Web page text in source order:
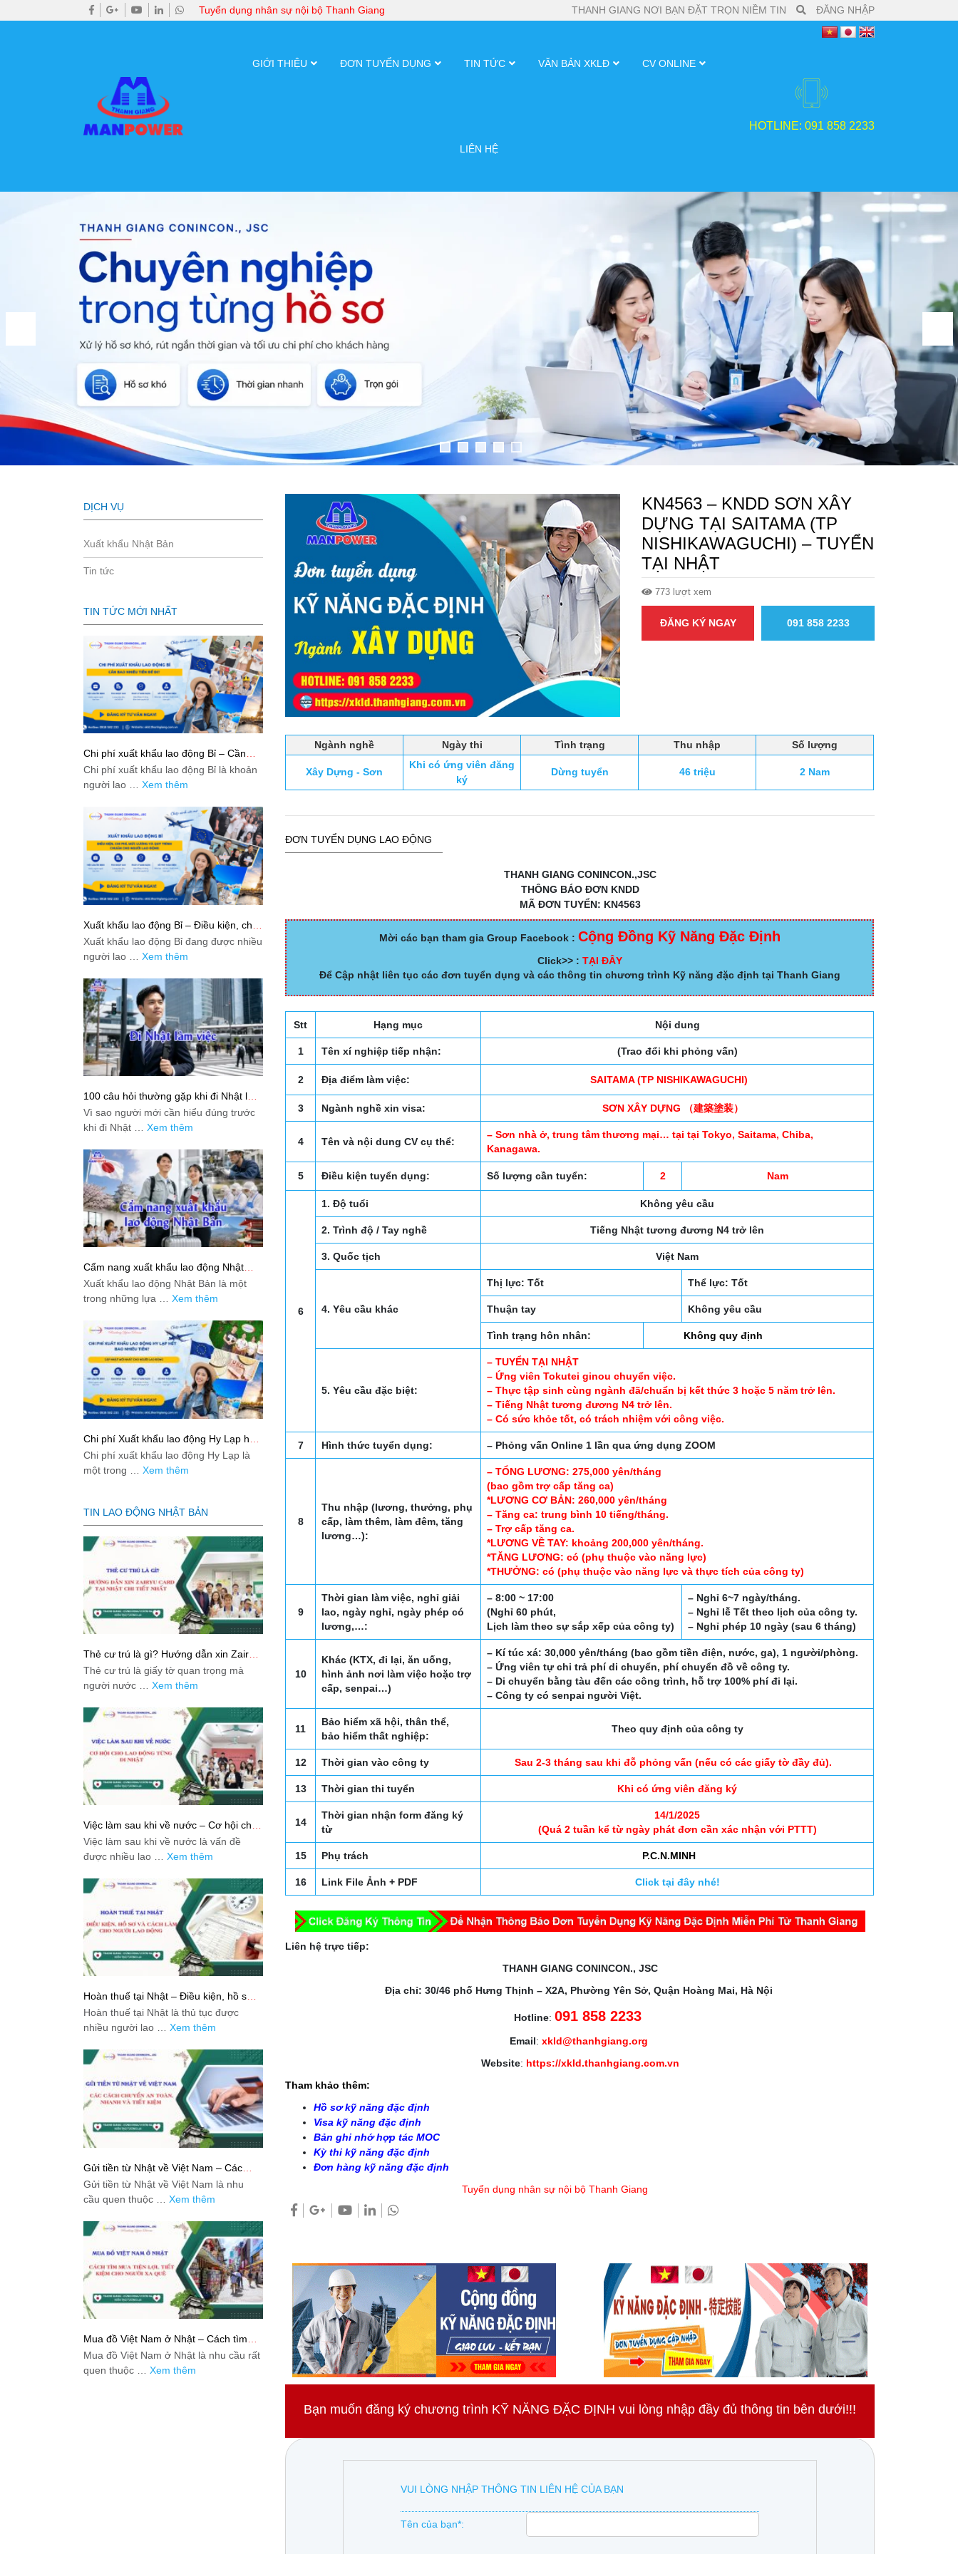
Tuyển dụng nhân sự nội bộ Thanh Giang THANH GIANG NƠI BẠN ĐẶT TRỌN NIỀM TIN ĐĂNG NHẬP
GIỚI THIỆU ĐƠN TUYỂN DỤNG TIN TỨC VĂN BẢN XKLĐ CV ONLINE
LIÊN HỆ
HOTLINE: 091 858 2233
KN4563 – KNDD SƠN XÂY
DỰNG TẠI SAITAMA (TP
NISHIKAWAGUCHI) – TUYỂN
TẠI NHẬT
773 lượt xem
ĐĂNG KÝ NGAY 091 858 2233
Ngành nghề Ngày thi Tình trạng Thu nhập Số lượng
Xây Dựng - Sơn
Khi có ứng viên đăng
ký
Dừng tuyển 46 triệu 2 Nam
ĐƠN TUYỂN DỤNG LAO ĐỘNG
THANH GIANG CONINCON.,JSC
THÔNG BÁO ĐƠN KNDD
MÃ ĐƠN TUYỂN: KN4563
Mời các bạn tham gia Group Facebook : Cộng Đồng Kỹ Năng Đặc Định
Click>> : TẠI ĐÂY
Để Cập nhật liên tục các đơn tuyển dụng và các thông tin chương trình Kỹ năng đặc định tại Thanh Giang
Stt Hạng mục Nội dung
1 Tên xí nghiệp tiếp nhận: (Trao đổi khi phỏng vấn)
2 Địa điểm làm việc: SAITAMA (TP NISHIKAWAGUCHI)
3 Ngành nghề xin visa: SƠN XÂY DỰNG （建築塗装）
4 Tên và nội dung CV cụ thể:
– Sơn nhà ở, trung tâm thương mại… tại tại Tokyo, Saitama, Chiba,
Kanagawa.
5 Điều kiện tuyển dụng: Số lượng cần tuyển: 2 Nam
6
1. Độ tuổi Không yêu cầu
2. Trình độ / Tay nghề Tiếng Nhật tương đương N4 trở lên
3. Quốc tịch Việt Nam
4. Yêu cầu khác
Thị lực: Tốt Thể lực: Tốt
Thuận tay Không yêu cầu
Tình trạng hôn nhân: Không quy định
5. Yêu cầu đặc biệt:
– TUYỂN TẠI NHẬT
– Ứng viên Tokutei ginou chuyển việc.
– Thực tập sinh cùng ngành đã/chuẩn bị kết thức 3 hoặc 5 năm trở lên.
– Tiếng Nhật tương đương N4 trở lên.
– Có sức khỏe tốt, có trách nhiệm với công việc.
7 Hình thức tuyển dụng: – Phỏng vấn Online 1 lần qua ứng dụng ZOOM
8
Thu nhập (lương, thưởng, phụ
cấp, làm thêm, làm đêm, tăng
lương…):
– TỔNG LƯƠNG: 275,000 yên/tháng
(bao gồm trợ cấp tăng ca)
*LƯƠNG CƠ BẢN: 260,000 yên/tháng
– Tăng ca: trung bình 10 tiếng/tháng.
– Trợ cấp tăng ca.
*LƯƠNG VỀ TAY: khoảng 200,000 yên/tháng.
*TĂNG LƯƠNG: có (phụ thuộc vào năng lực)
*THƯỞNG: có (phụ thuộc vào năng lực và thực tích của công ty)
9
Thời gian làm việc, nghỉ giải
lao, ngày nghỉ, ngày phép có
lương,…:
– 8:00 ~ 17:00
(Nghỉ 60 phút,
Lịch làm theo sự sắp xếp của công ty)
– Nghỉ 6~7 ngày/tháng.
– Nghỉ lễ Tết theo lịch của công ty.
– Nghỉ phép 10 ngày (sau 6 tháng)
10
Khác (KTX, đi lại, ăn uống,
hình ảnh nơi làm việc hoặc trợ
cấp, senpai…)
– Kí túc xá: 30,000 yên/tháng (bao gồm tiền điện, nước, ga), 1 người/phòng.
– Ứng viên tự chi trả phí di chuyển, phí chuyển đồ về công ty.
– Di chuyển bằng tàu đến các công trình, hỗ trợ 100% phí đi lại.
– Công ty có senpai người Việt.
11
Bảo hiểm xã hội, thân thể,
bảo hiểm thất nghiệp:
Theo quy định của công ty
12 Thời gian vào công ty Sau 2-3 tháng sau khi đỗ phỏng vấn (nếu có các giấy tờ đầy đủ).
13 Thời gian thi tuyển Khi có ứng viên đăng ký
14
Thời gian nhận form đăng ký
từ
14/1/2025
(Quá 2 tuần kể từ ngày phát đơn cần xác nhận với PTTT)
15 Phụ trách P.C.N.MINH
16 Link File Ảnh + PDF Click tại đây nhé!
Liên hệ trực tiếp:
THANH GIANG CONINCON., JSC
Địa chỉ: 30/46 phố Hưng Thịnh – X2A, Phường Yên Sở, Quận Hoàng Mai, Hà Nội
Hotline:091 858 2233
Email: xkld@thanhgiang.org
Website: https://xkld.thanhgiang.com.vn
Tham khảo thêm:
Hồ sơ kỹ năng đặc định
Visa kỹ năng đặc định
Bản ghi nhớ hợp tác MOC
Kỳ thi kỹ năng đặc định
Đơn hàng kỹ năng đặc định
Tuyển dụng nhân sự nội bộ Thanh Giang
Bạn muốn đăng ký chương trình KỸ NĂNG ĐẶC ĐỊNH vui lòng nhập đầy đủ thông tin bên dưới!!!
VUI LÒNG NHẬP THÔNG TIN LIÊN HỆ CỦA BẠN
Tên của bạn*:
DỊCH VỤ
Xuất khẩu Nhật Bản
Tin tức
TIN TỨC MỚI NHẤT
Chi phí xuất khẩu lao động Bỉ – Cần
bao nhiêu tiền để đi?
Chi phí xuất khẩu lao động Bỉ là khoản
người lao … Xem thêm
Xuất khẩu lao động Bỉ – Điều kiện, chi
phí, mức lương và quy trình chuẩn cho
người lao động
Xuất khẩu lao động Bỉ đang được nhiều
người lao … Xem thêm
100 câu hỏi thường gặp khi đi Nhật làm
việc: Giải đáp thật dễ hiểu cho người
mới bắt đầu
Vì sao người mới cần hiểu đúng trước
khi đi Nhật … Xem thêm
Cẩm nang xuất khẩu lao động Nhật
Bản từ A-Z
Xuất khẩu lao động Nhật Bản là một
trong những lựa … Xem thêm
Chi phí Xuất khẩu lao động Hy Lạp hết
bao nhiêu tiền? Cập nhật mới nhất
2026
Chi phí xuất khẩu lao động Hy Lạp là
một trong … Xem thêm
TIN LAO ĐỘNG NHẬT BẢN
Thẻ cư trú là gì? Hướng dẫn xin Zairyu
Card tại Nhật chi tiết nhất
Thẻ cư trú là giấy tờ quan trọng mà
người nước … Xem thêm
Việc làm sau khi về nước – Cơ hội cho
lao động từng đi Nhật
Việc làm sau khi về nước là vấn đề
được nhiều lao … Xem thêm
Hoàn thuế tại Nhật – Điều kiện, hồ sơ
và cách làm cho người lao động
Hoàn thuế tại Nhật là thủ tục được
nhiều người lao … Xem thêm
Gửi tiền từ Nhật về Việt Nam – Các
cách chuyển an toàn, nhanh và tiết
kiệm
Gửi tiền từ Nhật về Việt Nam là nhu
cầu quen thuộc … Xem thêm
Mua đồ Việt Nam ở Nhật – Cách tìm
mua tiện lợi, tiết kiệm cho người xa quê
Mua đồ Việt Nam ở Nhật là nhu cầu rất
quen thuộc … Xem thêm